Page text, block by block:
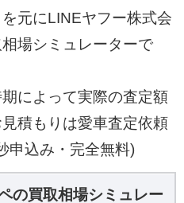
元にLINEヤフー株式会
場シミュレーターで
によって実際の査定額
積もりは愛車査定依頼
申込み・完全無料)
の買取相場シミュレー